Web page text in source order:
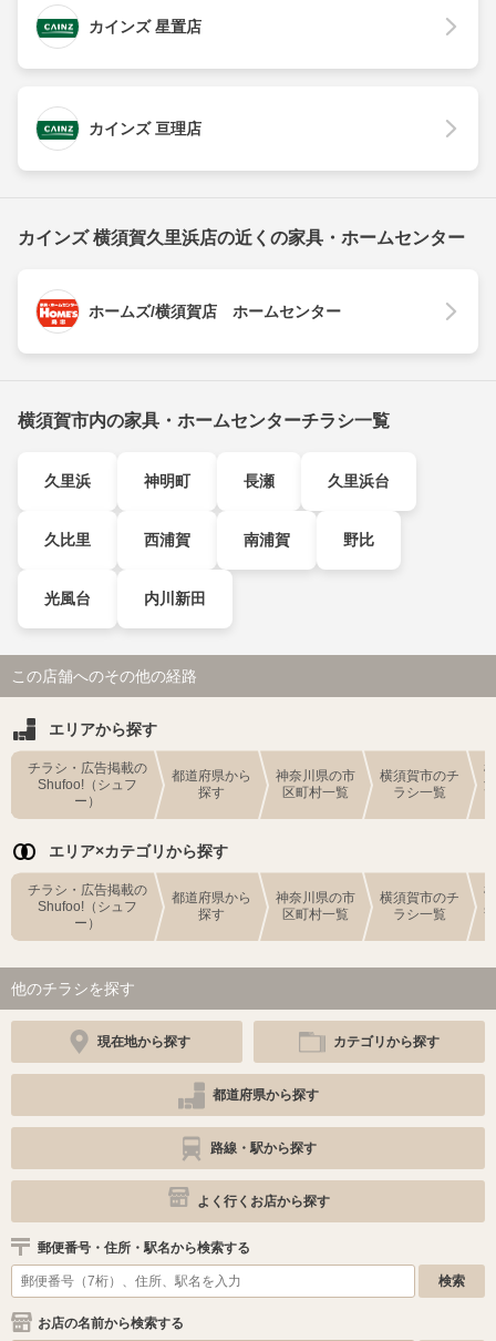
カインズ 星置店
カインズ 亘理店
カインズ 横須賀久里浜店の近くの家具・ホームセンター
ホームズ/横須賀店 ホームセンター
横須賀市内の家具・ホームセンターチラシ一覧
久里浜 神明町 長瀬 久里浜台
久比里 西浦賀 南浦賀 野比
光風台 内川新田
この店舗へのその他の経路
エリアから探す
チラシ・広告掲載の
Shufoo!（シュフ
ー）
都道府県から
探す
神奈川県の市
区町村一覧
横須賀市のチ
ラシ一覧
エリア×カテゴリから探す
チラシ・広告掲載の
Shufoo!（シュフ
ー）
都道府県から
探す
神奈川県の市
区町村一覧
横須賀市のチ
ラシ一覧
他のチラシを探す
現在地から探す カテゴリから探す
都道府県から探す
路線・駅から探す
よく行くお店から探す
郵便番号・住所・駅名から検索する
お店の名前から検索する